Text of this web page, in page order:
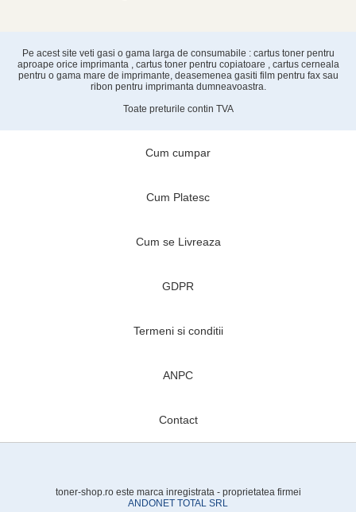
Pe acest site veti gasi o gama larga de consumabile : cartus toner pentru
aproape orice imprimanta , cartus toner pentru copiatoare , cartus cerneala
pentru o gama mare de imprimante, deasemenea gasiti film pentru fax sau
ribon pentru imprimanta dumneavoastra.
Toate preturile contin TVA
Cum cumpar
Cum Platesc
Cum se Livreaza
GDPR
Termeni si conditii
ANPC
Contact
toner-shop.ro este marca inregistrata - proprietatea firmei
ANDONET TOTAL SRL